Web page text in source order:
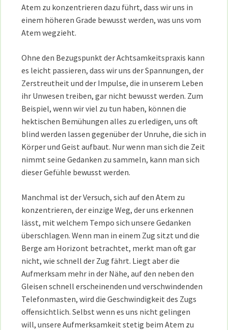
Atem zu konzentrieren dazu führt, dass wir uns in
einem höheren Grade bewusst werden, was uns vom
Atem wegzieht.
Ohne den Bezugspunkt der Achtsamkeitspraxis kann
es leicht passieren, dass wir uns der Spannungen, der
Zerstreutheit und der Impulse, die in unserem Leben
ihr Unwesen treiben, gar nicht bewusst werden. Zum
Beispiel, wenn wir viel zu tun haben, können die
hektischen Bemühungen alles zu erledigen, uns oft
blind werden lassen gegenüber der Unruhe, die sich in
Körper und Geist aufbaut. Nur wenn man sich die Zeit
nimmt seine Gedanken zu sammeln, kann man sich
dieser Gefühle bewusst werden.
Manchmal ist der Versuch, sich auf den Atem zu
konzentrieren, der einzige Weg, der uns erkennen
lässt, mit welchem Tempo sich unsere Gedanken
überschlagen. Wenn man in einem Zug sitzt und die
Berge am Horizont betrachtet, merkt man oft gar
nicht, wie schnell der Zug fährt. Liegt aber die
Aufmerksam mehr in der Nähe, auf den neben den
Gleisen schnell erscheinenden und verschwindenden
Telefonmasten, wird die Geschwindigkeit des Zugs
offensichtlich. Selbst wenn es uns nicht gelingen
will, unsere Aufmerksamkeit stetig beim Atem zu